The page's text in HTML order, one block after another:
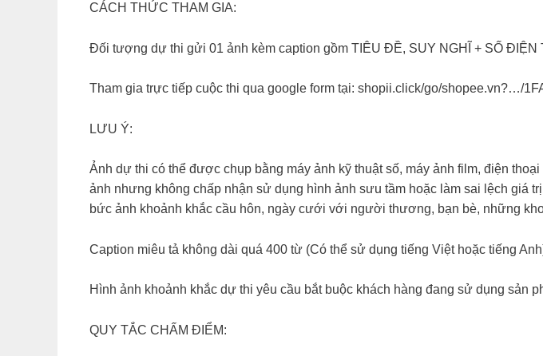
CÁCH THỨC THAM GIA:
Đối tượng dự thi gửi 01 ảnh kèm caption gồm TIÊU ĐỀ, SUY NGHĨ + SỐ ĐIỆN
Tham gia trực tiếp cuộc thi qua google form tại: shopii.click/go/shopee.vn?…/
LƯU Ý:
Ảnh dự thi có thể được chụp bằng máy ảnh kỹ thuật số, máy ảnh film, điện
ảnh nhưng không chấp nhận sử dụng hình ảnh sưu tầm hoặc làm sai lệch giá
bức ảnh khoảnh khắc cầu hôn, ngày cưới với người thương, bạn bè, những
Caption miêu tả không dài quá 400 từ (Có thể sử dụng tiếng Việt hoặc tiếng
Hình ảnh khoảnh khắc dự thi yêu cầu bắt buộc khách hàng đang sử dụng sản
QUY TẮC CHẤM ĐIỂM: